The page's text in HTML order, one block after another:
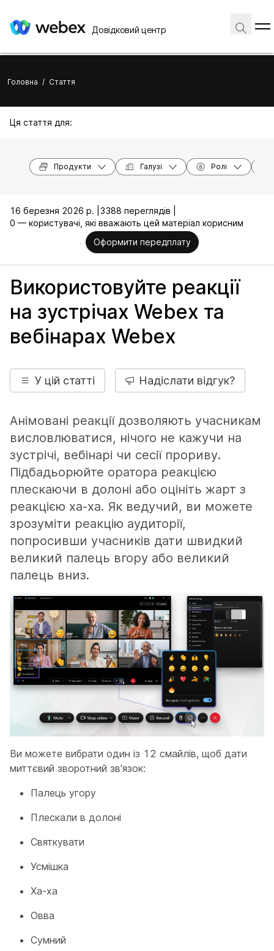
Довідковий центр
Головна / Стаття
Ця стаття для:
Продукти Галузі Ролі
16 березня 2026 р. | 3388 переглядів |
0 — користувачі, які вважають цей матеріал корисним
Оформити передплату
Використовуйте реакції
на зустрічах Webex та
вебінарах Webex
У цій статті Надіслати відгук?
Анімовані реакції дозволяють учасникам
висловлюватися, нічого не кажучи на
зустрічі, вебінарі чи сесії прориву.
Підбадьорюйте оратора реакцією
плескаючи в долоні або оцініть жарт з
реакцією ха-ха. Як ведучий, ви можете
зрозуміти реакцію аудиторії,
попросивши учасників дати швидкий
великий палець вгору або великий
палець вниз.
Ви можете вибрати один із 12 смайлів, щоб дати
миттєвий зворотний зв'язок:
Палець угору
Плескали в долоні
Святкувати
Усмішка
Ха-ха
Овва
Сумний